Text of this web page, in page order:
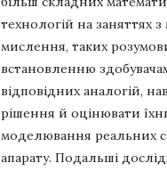
технологій на заняттях
мислення, таких
встановленню
відповідних аналогій,
рішення й оцінювати
моделювання реальних
апарату. Подальші